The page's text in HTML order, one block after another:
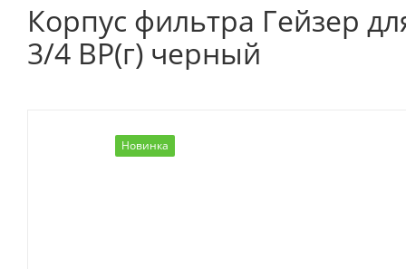
Корпус фильтра Гейзер
3/4 ВР(г) черный
Новинка